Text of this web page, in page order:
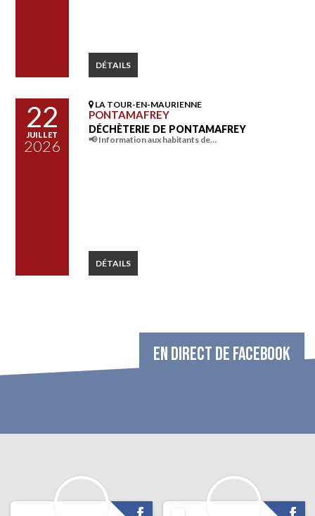
DÉTAILS
22
JUILLET
2026
LA TOUR-EN-MAURIENNE
PONTAMAFREY
DÉCHÈTERIE DE PONTAMAFREY
📢 Information aux habitants de…
DÉTAILS
EN DIRECT DE FACEBOOK